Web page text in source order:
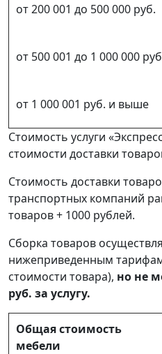
от 200 001 до 500 000 руб.
от 500 001 до 1 000 000
от 1 000 001 руб. и выше
Стоимость услуги
стоимости доставки
Стоимость доставки
транспортных компаний
товаров + 1000 рублей.
Сборка товаров
нижеприведенным
стоимости товара), но не
руб. за услугу.
Общая стоимость
мебели